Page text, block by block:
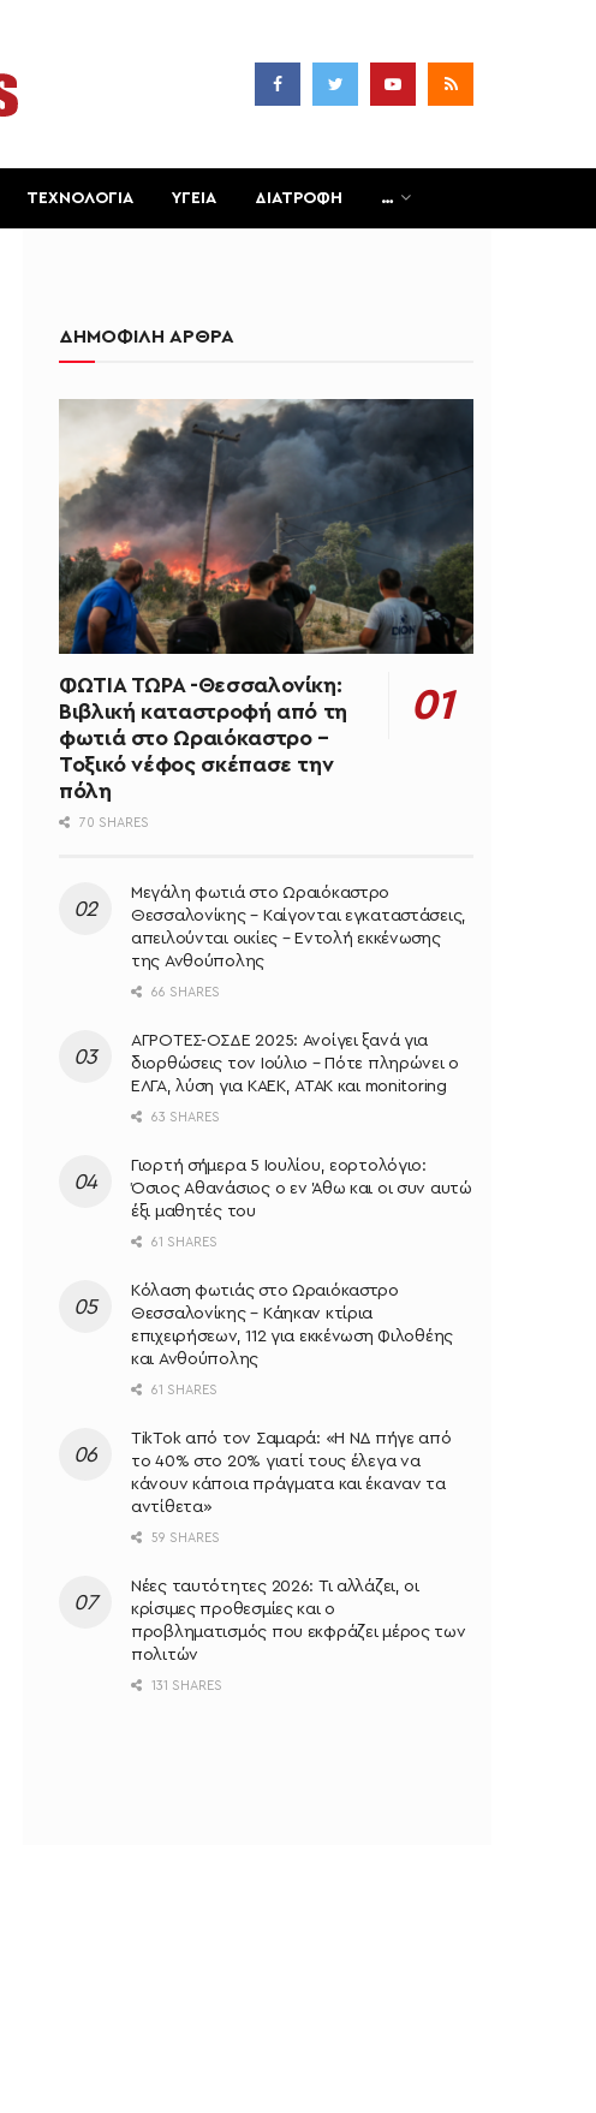
ΤΕΧΝΟΛΟΓΙΑ ΥΓΕΙΑ ΔΙΑΤΡΟΦΗ …
ΔΗΜΟΦΙΛΗ ΑΡΘΡΑ
ΦΩΤΙΑ ΤΩΡΑ -Θεσσαλονίκη:
Βιβλική καταστροφή από τη
φωτιά στο Ωραιόκαστρο –
Τοξικό νέφος σκέπασε την
πόλη
70 SHARES
Μεγάλη φωτιά στο Ωραιόκαστρο
Θεσσαλονίκης – Καίγονται εγκαταστάσεις,
απειλούνται οικίες – Εντολή εκκένωσης
της Ανθούπολης
66 SHARES
ΑΓΡΟΤΕΣ-ΟΣΔΕ 2025: Ανοίγει ξανά για
διορθώσεις τον Ιούλιο – Πότε πληρώνει ο
ΕΛΓΑ, λύση για ΚΑΕΚ, ΑΤΑΚ και monitoring
63 SHARES
Γιορτή σήμερα 5 Ιουλίου, εορτολόγιο:
Όσιος Αθανάσιος ο εν Άθω και οι συν αυτώ
έξι μαθητές του
61 SHARES
Κόλαση φωτιάς στο Ωραιόκαστρο
Θεσσαλονίκης – Κάηκαν κτίρια
επιχειρήσεων, 112 για εκκένωση Φιλοθέης
και Ανθούπολης
61 SHARES
TikTok από τον Σαμαρά: «Η ΝΔ πήγε από
το 40% στο 20% γιατί τους έλεγα να
κάνουν κάποια πράγματα και έκαναν τα
αντίθετα»
59 SHARES
Νέες ταυτότητες 2026: Τι αλλάζει, οι
κρίσιμες προθεσμίες και ο
προβληματισμός που εκφράζει μέρος των
πολιτών
131 SHARES